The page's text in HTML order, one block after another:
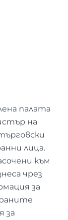
палата
на
лица.
към
чрез
за
за